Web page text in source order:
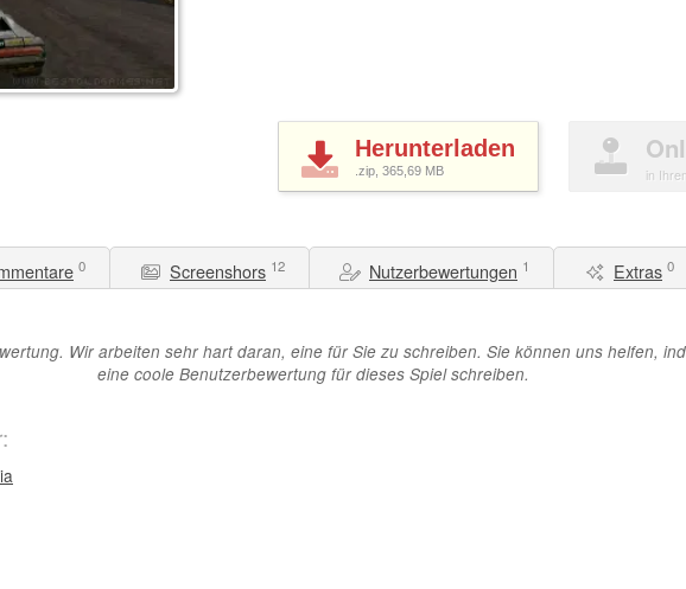
Herunterladen
.zip, 365,69 MB in
0 Screenshors 12 Nutzerbewertungen 1 Extras 0
Wir arbeiten sehr hart daran, eine für Sie zu schreiben. Sie können uns helfen,
eine coole Benutzerbewertung für dieses Spiel schreiben.